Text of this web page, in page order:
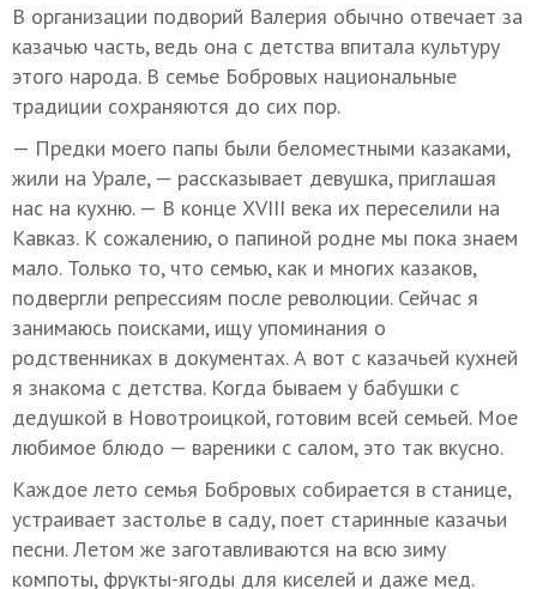
В организации подворий Валерия обычно отвечает за
казачью часть, ведь она с детства впитала культуру
этого народа. В семье Бобровых национальные
традиции сохраняются до сих пор.
— Предки моего папы были беломестными казаками,
жили на Урале, — рассказывает девушка, приглашая
нас на кухню. — В конце XVIII века их переселили на
Кавказ. К сожалению, о папиной родне мы пока знаем
мало. Только то, что семью, как и многих казаков,
подвергли репрессиям после революции. Сейчас я
занимаюсь поисками, ищу упоминания о
родственниках в документах. А вот с казачьей кухней
я знакома с детства. Когда бываем у бабушки с
дедушкой в Новотроицкой, готовим всей семьей. Мое
любимое блюдо — вареники с салом, это так вкусно.
Каждое лето семья Бобровых собирается в станице,
устраивает застолье в саду, поет старинные казачьи
песни. Летом же заготавливаются на всю зиму
компоты, фрукты-ягоды для киселей и даже мед.